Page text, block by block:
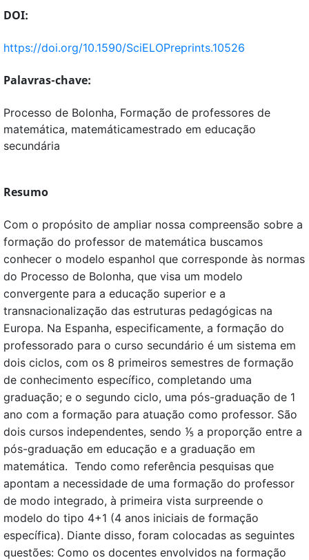
DOI:
https://doi.org/10.1590/SciELOPreprints.10526
Palavras-chave:
Processo de Bolonha, Formação de professores de
matemática, matemáticamestrado em educação
secundária
Resumo
Com o propósito de ampliar nossa compreensão sobre a
formação do professor de matemática buscamos
conhecer o modelo espanhol que corresponde às normas
do Processo de Bolonha, que visa um modelo
convergente para a educação superior e a
transnacionalização das estruturas pedagógicas na
Europa. Na Espanha, especificamente, a formação do
professorado para o curso secundário é um sistema em
dois ciclos, com os 8 primeiros semestres de formação
de conhecimento específico, completando uma
graduação; e o segundo ciclo, uma pós-graduação de 1
ano com a formação para atuação como professor. São
dois cursos independentes, sendo ⅕ a proporção entre a
pós-graduação em educação e a graduação em
matemática. Tendo como referência pesquisas que
apontam a necessidade de uma formação do professor
de modo integrado, à primeira vista surpreende o
modelo do tipo 4+1 (4 anos iniciais de formação
específica). Diante disso, foram colocadas as seguintes
questões: Como os docentes envolvidos na formação